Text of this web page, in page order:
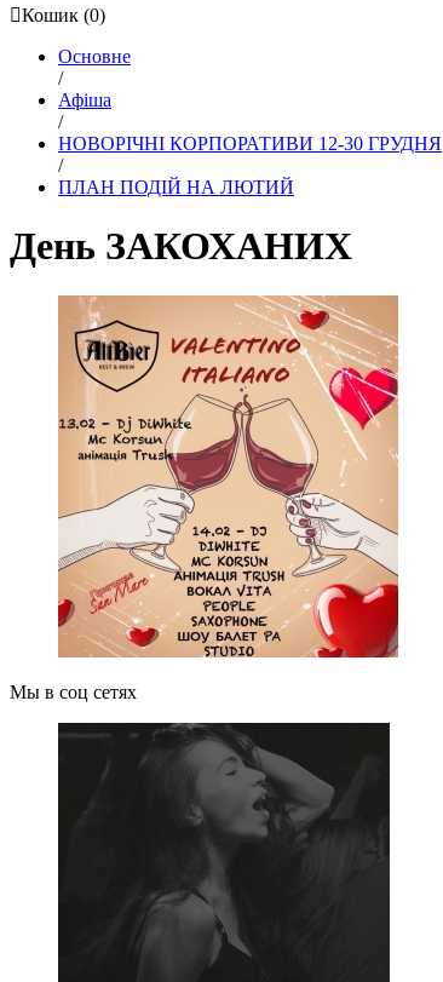
Кошик (0)
Основне
/
Афіша
/
НОВОРІЧНІ КОРПОРАТИВИ 12-30 ГРУДНЯ
/
ПЛАН ПОДІЙ НА ЛЮТИЙ
День ЗАКОХАНИХ
Мы в соц сетях